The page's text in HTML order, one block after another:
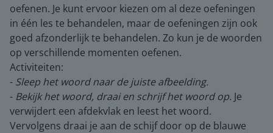
oefenen. Je kunt ervoor kiezen om al deze oefeningen
in één les te behandelen, maar de oefeningen zijn ook
goed afzonderlijk te behandelen. Zo kun je de woorden
op verschillende momenten oefenen.
Activiteiten:
- Sleep het woord naar de juiste afbeelding.
- Bekijk het woord, draai en schrijf het woord op. Je
verwijdert een afdekvlak en leest het woord.
Vervolgens draai je aan de schijf door op de blauwe